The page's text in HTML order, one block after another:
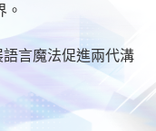
。
言魔法促進兩代溝